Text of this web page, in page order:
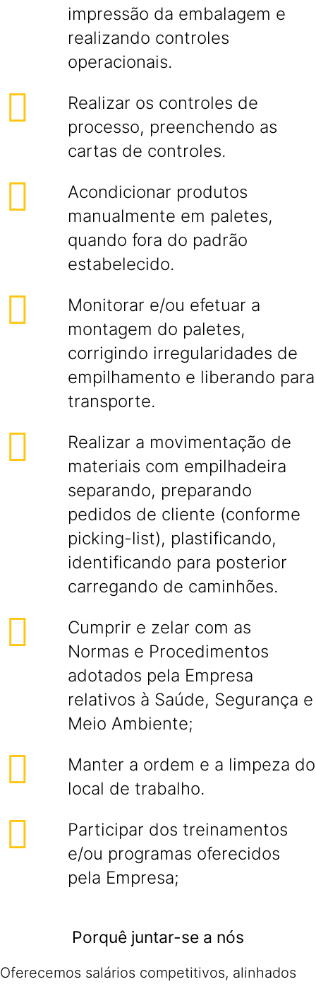
impressão da embalagem e
realizando controles
operacionais.
Realizar os controles de
processo, preenchendo as
cartas de controles.
Acondicionar produtos
manualmente em paletes,
quando fora do padrão
estabelecido.
Monitorar e/ou efetuar a
montagem do paletes,
corrigindo irregularidades de
empilhamento e liberando para
transporte.
Realizar a movimentação de
materiais com empilhadeira
separando, preparando
pedidos de cliente (conforme
picking-list), plastificando,
identificando para posterior
carregando de caminhões.
Cumprir e zelar com as
Normas e Procedimentos
adotados pela Empresa
relativos à Saúde, Segurança e
Meio Ambiente;
Manter a ordem e a limpeza do
local de trabalho.
Participar dos treinamentos
e/ou programas oferecidos
pela Empresa;
Porquê juntar-se a nós
Oferecemos salários competitivos, alinhados